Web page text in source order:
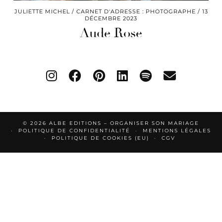
JULIETTE MICHEL CARNET D'ADRESSE : PHOTOGRAPHE
13
DÉCEMBRE 2023
Aude Rose
© 2026 ALBE EDITIONS – ORGANISER SON MARIAGE
POLITIQUE DE CONFIDENTIALITÉ
MENTIONS LÉGALES
POLITIQUE DE COOKIES (EU)
CGV